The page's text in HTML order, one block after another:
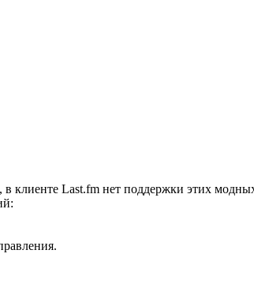
Last.fm нет поддержки этих